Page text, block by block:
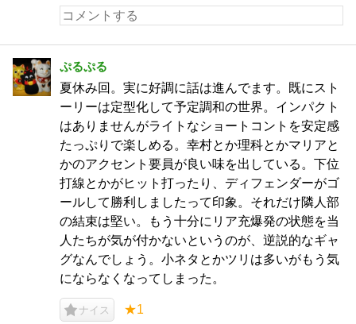
ぷるぷる
夏休み回。実に好調に話は進んでます。既にスト
ーリーは定型化して予定調和の世界。インパクト
はありませんがライトなショートコントを安定感
たっぷりで楽しめる。幸村とか理科とかマリアと
かのアクセント要員が良い味を出している。下位
打線とかがヒット打ったり、ディフェンダーがゴ
ールして勝利しましたって印象。それだけ隣人部
の結束は堅い。もう十分にリア充爆発の状態を当
人たちが気が付かないというのが、逆説的なギャ
グなんでしょう。小ネタとかツリは多いがもう気
にならなくなってしまった。
ナイス ★1